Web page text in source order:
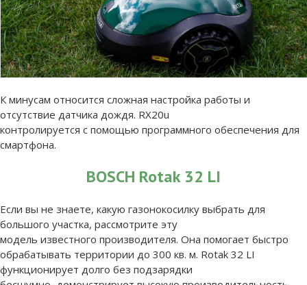
К минусам относится сложная настройка работы и
отсутствие датчика дождя. RX20u
контролируется с помощью программного обеспечения для
смартфона.
BOSCH Rotak 32 LI
Если вы не знаете, какую газонокосилку выбрать для
большого участка, рассмотрите эту
модель известного производителя. Она помогает быстро
обрабатывать территории до 300 кв. м. Rotak 32 LI
функционирует долго без подзарядки